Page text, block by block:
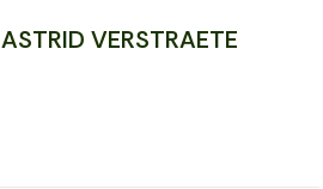
ASTRID VERSTRAETE